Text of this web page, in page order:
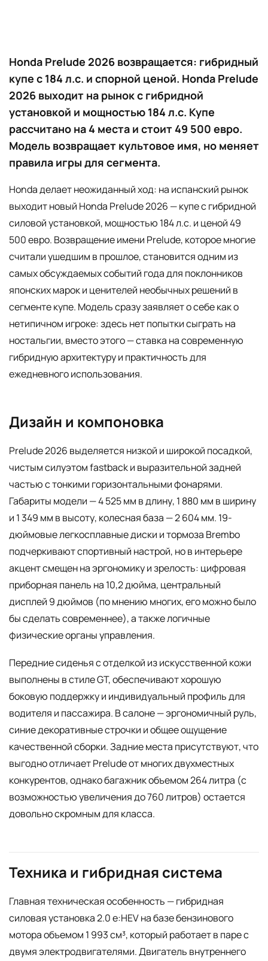
Honda Prelude 2026 возвращается: гибридный
купе с 184 л.с. и спорной ценой. Honda Prelude
2026 выходит на рынок с гибридной
установкой и мощностью 184 л.с. Купе
рассчитано на 4 места и стоит 49 500 евро.
Модель возвращает культовое имя, но меняет
правила игры для сегмента.
Honda делает неожиданный ход: на испанский рынок
выходит новый Honda Prelude 2026 — купе с гибридной
силовой установкой, мощностью 184 л.с. и ценой 49
500 евро. Возвращение имени Prelude, которое многие
считали ушедшим в прошлое, становится одним из
самых обсуждаемых событий года для поклонников
японских марок и ценителей необычных решений в
сегменте купе. Модель сразу заявляет о себе как о
нетипичном игроке: здесь нет попытки сыграть на
ностальгии, вместо этого — ставка на современную
гибридную архитектуру и практичность для
ежедневного использования.
Дизайн и компоновка
Prelude 2026 выделяется низкой и широкой посадкой,
чистым силуэтом fastback и выразительной задней
частью с тонкими горизонтальными фонарями.
Габариты модели — 4 525 мм в длину, 1 880 мм в ширину
и 1 349 мм в высоту, колесная база — 2 604 мм. 19-
дюймовые легкосплавные диски и тормоза Brembo
подчеркивают спортивный настрой, но в интерьере
акцент смещен на эргономику и зрелость: цифровая
приборная панель на 10,2 дюйма, центральный
дисплей 9 дюймов (по мнению многих, его можно было
бы сделать современнее), а также логичные
физические органы управления.
Передние сиденья с отделкой из искусственной кожи
выполнены в стиле GT, обеспечивают хорошую
боковую поддержку и индивидуальный профиль для
водителя и пассажира. В салоне — эргономичный руль,
синие декоративные строчки и общее ощущение
качественной сборки. Задние места присутствуют, что
выгодно отличает Prelude от многих двухместных
конкурентов, однако багажник объемом 264 литра (с
возможностью увеличения до 760 литров) остается
довольно скромным для класса.
Техника и гибридная система
Главная техническая особенность — гибридная
силовая установка 2.0 e:HEV на базе бензинового
мотора объемом 1 993 см³, который работает в паре с
двумя электродвигателями. Двигатель внутреннего